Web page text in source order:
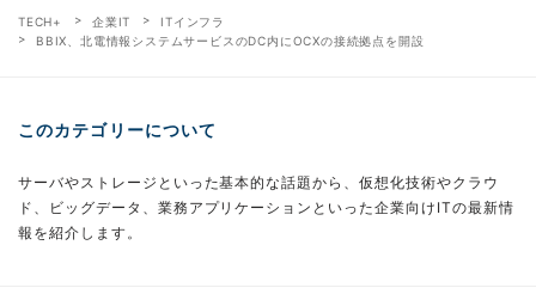
TECH+ 企業IT
ITインフラ
BBIX、北電情報システムサービスのDC内にOCXの接続拠点を開設
このカテゴリーについて
サーバやストレージといった基本的な話題から、仮想化技術やクラウ
ド、ビッグデータ、業務アプリケーションといった企業向けITの最新情
報を紹介します。